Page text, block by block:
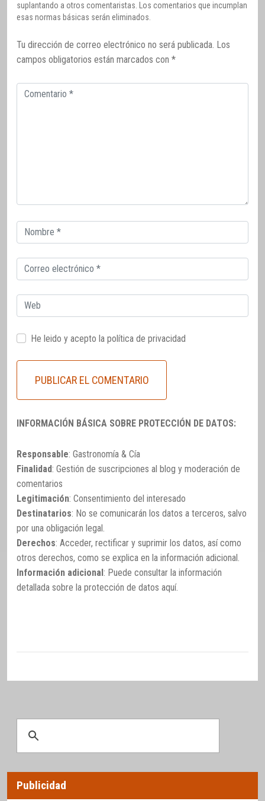
suplantando a otros comentaristas. Los comentarios que incumplan
esas normas básicas serán eliminados.
Tu dirección de correo electrónico no será publicada. Los
campos obligatorios están marcados con *
Comentario
Correo
electrónico
Correo
electrónico
Web
He leido y acepto la política de privacidad
INFORMACIÓN BÁSICA SOBRE PROTECCIÓN DE DATOS:
Responsable: Gastronomía & Cía
Finalidad: Gestión de suscripciones al blog y moderación de
comentarios
Legitimación: Consentimiento del interesado
Destinatarios: No se comunicarán los datos a terceros, salvo
por una obligación legal.
Derechos: Acceder, rectificar y suprimir los datos, así como
otros derechos, como se explica en la información adicional.
Información adicional : Puede consultar la información
detallada sobre la protección de datos aquí.
Publicidad